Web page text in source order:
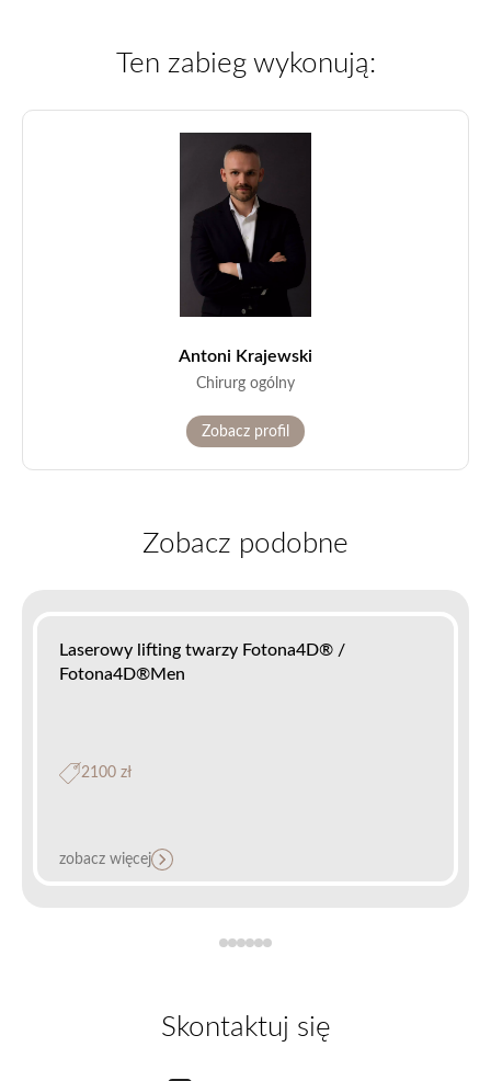
Ten zabieg wykonują:
Antoni Krajewski
Chirurg ogólny
Zobacz profil
Zobacz podobne
Laserowy lifting twarzy Fotona4D® /
Fotona4D®Men
2100 zł
zobacz więcej
Skontaktuj się